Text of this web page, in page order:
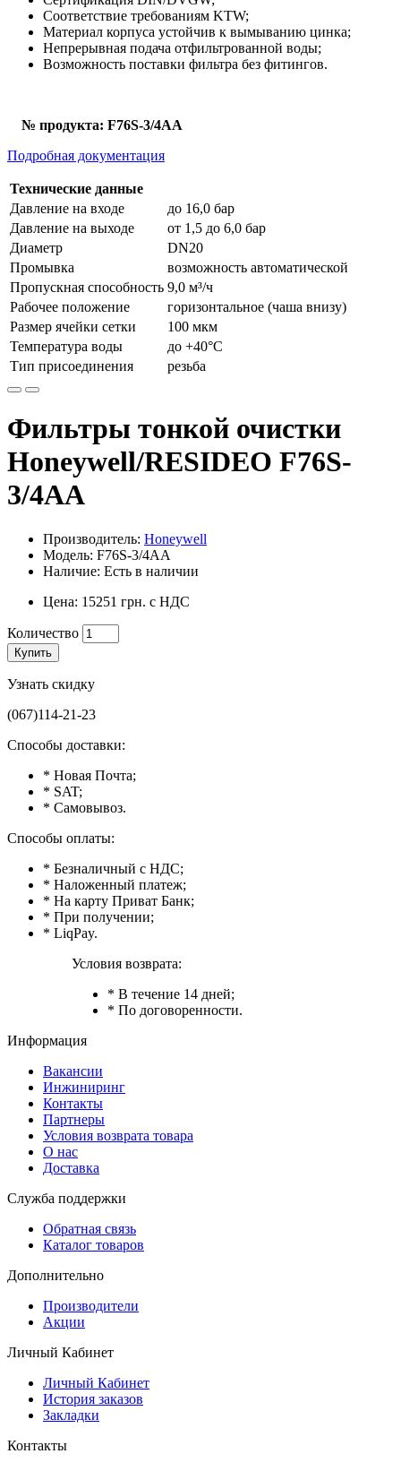
Соответствие требованиям KTW;
Материал корпуса устойчив к вымыванию цинка;
Непрерывная подача отфильтрованной воды;
Возможность поставки фильтра без фитингов.
№ продукта: F76S-3/4AA
Подробная документация
Технические данные
Давление на входе
до 16,0 бар
Давление на выходе
от 1,5 до 6,0 бар
Диаметр
DN20
Промывка
возможность автоматической
Пропускная способность 9,0 м³/ч
Рабочее положение
горизонтальное (чаша внизу)
Размер ячейки сетки
100 мкм
Температура воды
до +40°C
Тип присоединения
резьба
Фильтры тонкой очистки
Honeywell/RESIDEO F76S-
3/4AA
Производитель: Honeywell
Модель: F76S-3/4AA
Наличие: Есть в наличии
Цена: 15251 грн. с НДС
Количество
Купить
Узнать скидку
(067)114-21-23
Способы доставки:
* Новая Почта;
* SAT;
* Самовывоз.
Способы оплаты:
* Безналичный с НДС;
* Наложенный платеж;
* На карту Приват Банк;
* При получении;
* LiqPay.
Условия возврата:
* В течение 14 дней;
* По договоренности.
Информация
Вакансии
Инжиниринг
Контакты
Партнеры
Условия возврата товара
О нас
Доставка
Служба поддержки
Обратная связь
Каталог товаров
Дополнительно
Производители
Акции
Личный Кабинет
Личный Кабинет
История заказов
Закладки
Контакты